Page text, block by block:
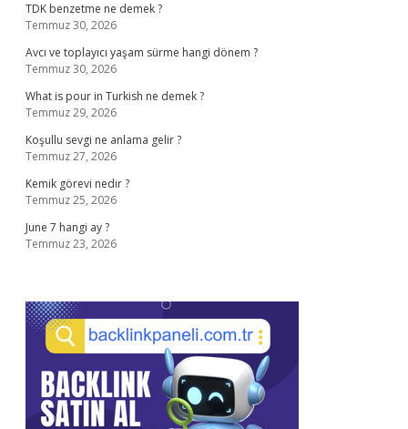
TDK benzetme ne demek ?
Temmuz 30, 2026
Avcı ve toplayıcı yaşam sürme hangi dönem ?
Temmuz 30, 2026
What is pour in Turkish ne demek ?
Temmuz 29, 2026
Koşullu sevgi ne anlama gelir ?
Temmuz 27, 2026
Kemik görevi nedir ?
Temmuz 25, 2026
June 7 hangi ay ?
Temmuz 23, 2026